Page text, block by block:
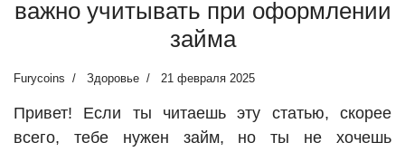
важно учитывать при оформлении
займа
Furycoins Здоровье 21 февраля 2025
Привет! Если ты читаешь эту статью, скорее
всего, тебе нужен займ, но ты не хочешь